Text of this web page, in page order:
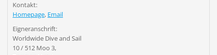
Kontakt:
Homepage, Email
Eigneranschrift:
Worldwide Dive and Sail
10 / 512 Moo 3,